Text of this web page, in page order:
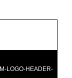
LOGO-HEADER-